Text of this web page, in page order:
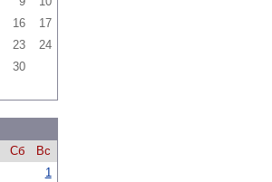
16
17
23
24
30
Сб
Вс
1